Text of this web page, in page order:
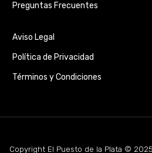
Preguntas Frecuentes
Aviso Legal
Política de Privacidad
Términos y Condiciones
Copyright El Puesto de la Plata ©